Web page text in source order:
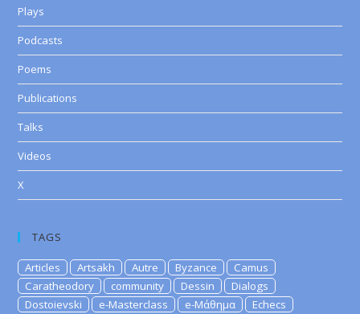
Plays
Podcasts
Poems
Publications
Talks
Videos
X
TAGS
Articles Artsakh Autre Byzance
Camus
Caratheodory
community Dessin
Dialogs
Dostoievski
e-Masterclass e-Μάθημα
Echecs